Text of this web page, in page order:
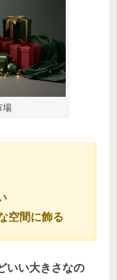
場
空間に飾る
いい大きさなの